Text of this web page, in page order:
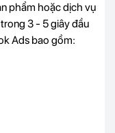
phẩm hoặc dịch vụ
3 - 5 giây đầu
Ads bao gồm: